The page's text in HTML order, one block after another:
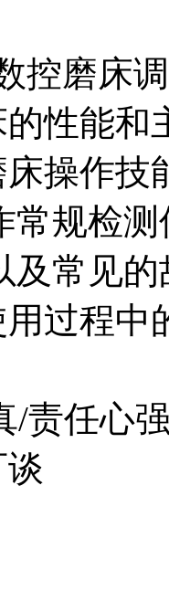
控磨床
性能和
操作
常规检
及常见的
过程中
/责任心